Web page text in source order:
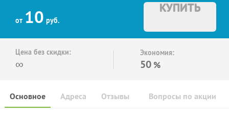
от 10 руб.
КУПИТЬ
Цена без скидки:
∞
Экономия:
50 %
Основное Отзывы Вопросы по акции
Адреса